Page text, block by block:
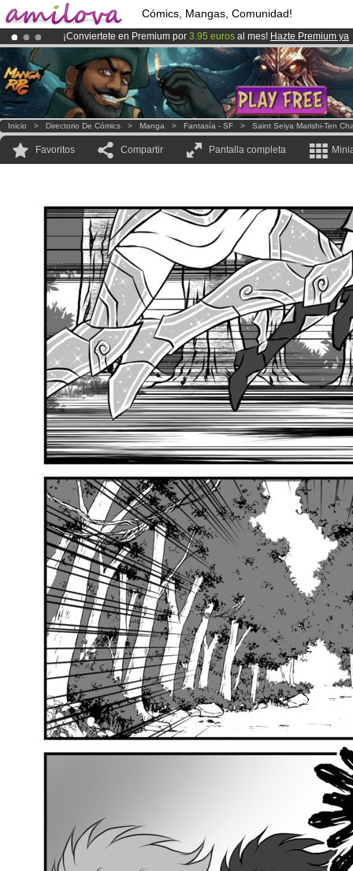
Cómics, Mangas, Comunidad!
¡Conviertete en Premium por 3.95 euros al mes! Hazte Premium ya
¡Ya tenemos 100000miembrosy 1000Cómics y Mangas!.
El Kickstarter Amilova está desormado lanzado!.
Inicio > Directorio De Cómics > Manga > Fantasía - SF > Saint Seiya Marishi-Ten
Favoritos Compartir Pantalla completa